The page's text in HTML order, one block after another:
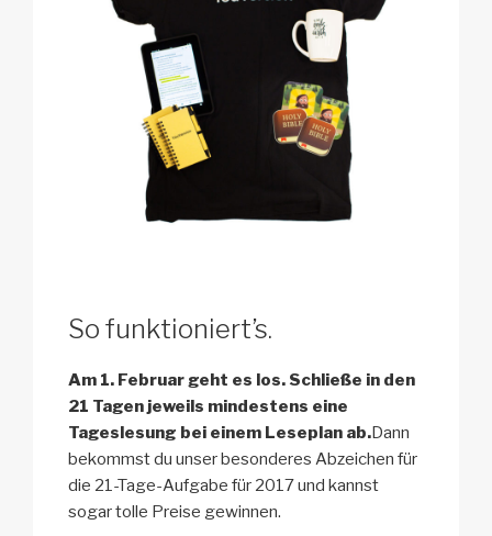
So funktioniert’s.
Am 1. Februar geht es los. Schließe in den
21 Tagen jeweils mindestens eine
Tageslesung bei einem Leseplan ab.Dann
bekommst du unser besonderes Abzeichen für
die 21-Tage-Aufgabe für 2017 und kannst
sogar tolle Preise gewinnen.